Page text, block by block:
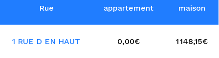
Rue
appartement
maison
1 RUE D EN HAUT 0,00€ 1 148,15€